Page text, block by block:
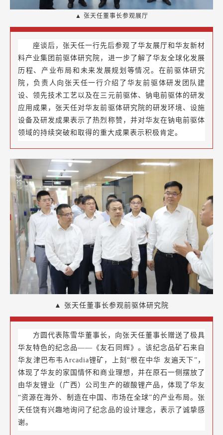
▲ 张天任董事长参观展厅
座谈后，张天任一行先后参观了华友展厅和华友新材
料产业集团前驱体研究院，进一步了解了华友全球化发展
历程、产业布局和未来发展规划等情况。在前驱体研究
院，负责人向张天任一行介绍了华友前驱体研发团队建
设、领先技术工艺以及在三元前驱体、钠电前驱体的研发
应用成果，张天任对华友前驱体研究院的研发环境、设施
设备及研发成果表示了热烈称赞，并对华友在钠电前驱体
领域的持续突破和取得的重大成果表示积极肯定。
▲ 张天任董事长参观前驱体研究院
方圆代表陈雪华董事长，向张天任董事长赠送了极具
华友特色的纪念品——《友石同辉》。该纪念品矿石来自
华友津巴布韦Arcadia锂矿，上刻“根在中华 友遍天下”，
体现了华友的家国情怀和商业理想，并在原石一侧摆放了
由华友锂业（广西）公司生产的碳酸锂产品，体现了华友
“资源在海外、制造在中国、市场在全球”的产业布局。张
天任饶有兴趣地询问了纪念品的设计理念，表示了诚挚感
谢。